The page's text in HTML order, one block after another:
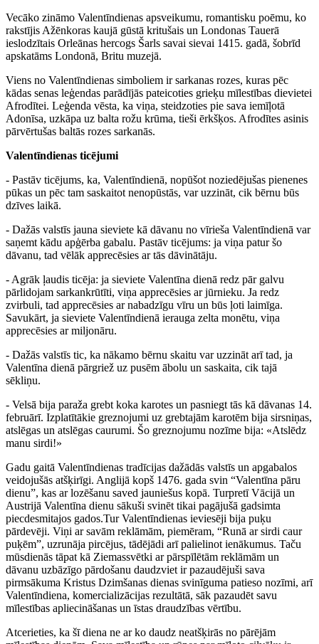
Vecāko zināmo Valentīndienas apsveikumu, romantisku poēmu, ko
rakstījis Ažēnkoras kaujā gūstā kritušais un Londonas Tauerā
ieslodzītais Orleānas hercogs Šarls savai sievai 1415. gadā, šobrīd
apskatāms Londonā, Britu muzejā.
Viens no Valentīndienas simboliem ir sarkanas rozes, kuras pēc
kādas senas leģendas parādījās pateicoties grieķu mīlestības dievietei
Afrodītei. Leģenda vēsta, ka viņa, steidzoties pie sava iemīļotā
Adonīsa, uzkāpa uz balta rožu krūma, tieši ērkšķos. Afrodītes asinis
pārvērtušas baltās rozes sarkanās.
Valentīndienas ticējumi
- Pastāv ticējums, ka, Valentīndienā, nopūšot noziedējušas pienenes
pūkas un pēc tam saskaitot nenopūstās, var uzzināt, cik bērnu būs
dzīves laikā.
- Dažās valstīs jauna sieviete kā dāvanu no vīrieša Valentīndienā var
saņemt kādu apģērba gabalu. Pastāv ticējums: ja viņa patur šo
dāvanu, tad vēlāk apprecēsies ar tās dāvinātāju.
- Agrāk ļaudis ticēja: ja sieviete Valentīna dienā redz pār galvu
pārlidojam sarkankrūtīti, viņa apprecēsies ar jūrnieku. Ja redz
zvirbuli, tad apprecēsies ar nabadzīgu vīru un būs ļoti laimīga.
Savukārt, ja sieviete Valentīndienā ierauga zelta monētu, viņa
apprecēsies ar miljonāru.
- Dažās valstīs tic, ka nākamo bērnu skaitu var uzzināt arī tad, ja
Valentīna dienā pārgriež uz pusēm ābolu un saskaita, cik tajā
sēkliņu.
- Velsā bija paraža grebt koka karotes un pasniegt tās kā dāvanas 14.
februārī. Izplatītākie greznojumi uz grebtajām karotēm bija sirsniņas,
atslēgas un atslēgas caurumi. Šo greznojumu nozīme bija: «Atslēdz
manu sirdi!»
Gadu gaitā Valentīndienas tradīcijas dažādās valstīs un apgabalos
veidojušās atšķirīgi. Anglijā kopš 1476. gada svin “Valentīna pāru
dienu”, kas ar lozēšanu saved jauniešus kopā. Turpretī Vācijā un
Austrijā Valentīna dienu sākuši svinēt tikai pagājušā gadsimta
piecdesmitajos gados.Tur Valentīndienas ieviesēji bija puķu
pārdevēji. Viņi ar savām reklāmām, piemēram, “Runā ar sirdi caur
puķēm”, uzrunāja pircējus, tādējādi arī palielinot ienākumus. Taču
mūsdienās tāpat kā Ziemassvētki ar pārspīlētām reklāmām un
dāvanu uzbāzīgo pārdošanu daudzviet ir pazaudējuši sava
pirmsākuma Kristus Dzimšanas dienas svinīguma patieso nozīmi, arī
Valentīndiena, komercializācijas rezultātā, sāk pazaudēt savu
mīlestības apliecināšanas un īstas draudzības vērtību.
Atcerieties, ka šī diena ne ar ko daudz neatšķirās no pārējām